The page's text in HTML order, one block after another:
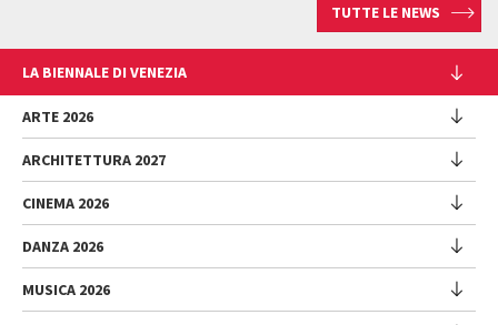
TUTTE LE NEWS
LA BIENNALE DI VENEZIA
L'Istituzione
Cariche istituzionali
Storia
Luoghi
Sponsorship
Sostenibilità ambientale
ARTE 2026
Esposizione
Intervento di Pietrangelo Buttafuoco
Intervento di Koyo Kouoh / La squadra di Koyo Kouoh
Partecipazioni Nazionali
ARCHITETTURA 2027
Mostra
Partecipazioni Nazionali (procedura)
Eventi Collaterali (procedura)
CINEMA 2026
Mostra
Venice Immersive
DANZA 2026
Festival
MUSICA 2026